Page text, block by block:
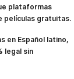
plataformas
películas gratuitas.
en Español latino,
legal sin